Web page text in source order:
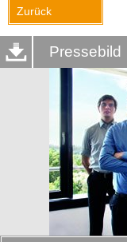
Zurück
Pressebild